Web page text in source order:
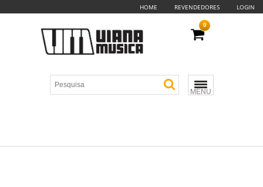
HOME REVENDEDORES LOGIN
MENU
0